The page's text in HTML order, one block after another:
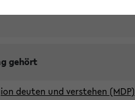
gehört
deuten und verstehen (MDP)